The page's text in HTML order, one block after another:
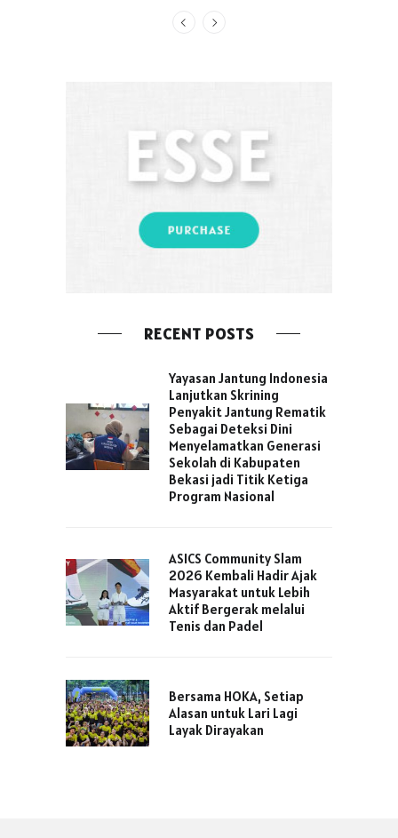
RECENT POSTS
Yayasan Jantung Indonesia
Lanjutkan Skrining
Penyakit Jantung Rematik
Sebagai Deteksi Dini
Menyelamatkan Generasi
Sekolah di Kabupaten
Bekasi jadi Titik Ketiga
Program Nasional
ASICS Community Slam
2026 Kembali Hadir Ajak
Masyarakat untuk Lebih
Aktif Bergerak melalui
Tenis dan Padel
Bersama HOKA, Setiap
Alasan untuk Lari Lagi
Layak Dirayakan